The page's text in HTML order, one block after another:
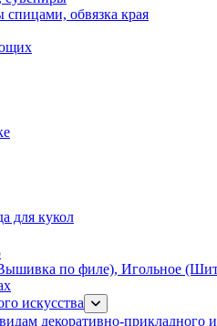
обвязка края
для кукол
по филе), Игольное
искусства
декоративно-прикладного